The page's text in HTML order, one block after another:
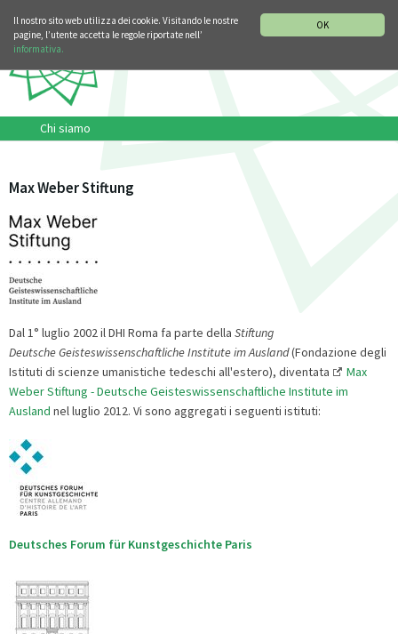
OK
Il nostro sito web utilizza dei cookie. Visitando le nostre
pagine, l’utente accetta le regole riportate nell’
informativa.
Chi siamo
Max Weber Stiftung
Dal 1° luglio 2002 il DHI Roma fa parte della Stiftung
Deutsche Geisteswissenschaftliche Institute im Ausland(Fondazione degli
Istituti di scienze umanistiche tedeschi all'estero), diventata
Max
Weber Stiftung - Deutsche Geisteswissenschaftliche Institute im
Ausland nel luglio 2012. Vi sono aggregati i seguenti istituti:
Deutsches Forum für Kunstgeschichte Paris